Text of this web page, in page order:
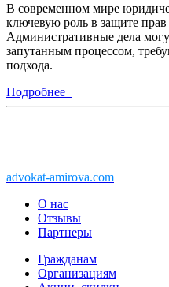
В современном мире
ключевую роль в защите
Административные дела
запутанным процессом,
подхода.
Подробнее
advokat-amirova.com
О нас
Отзывы
Партнеры
Гражданам
Организациям